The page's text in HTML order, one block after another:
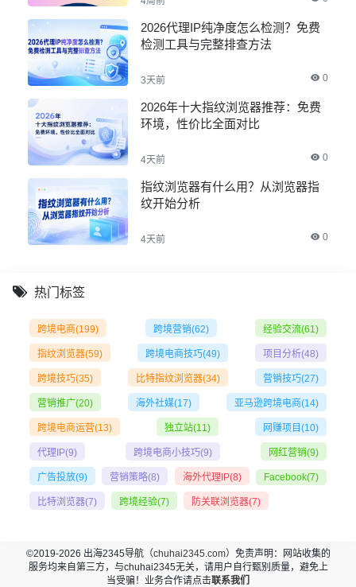
2026代理IP纯净度怎么检测？免费
检测工具与完整排查方法
3天前 0
2026年十大指纹浏览器推荐：免费
环境，性价比全面对比
4天前 0
指纹浏览器有什么用？从浏览器指
纹开始分析
4天前 0
热门标签
跨境电商(199) 跨境营销(62) 经验交流(61)
指纹浏览器(59) 跨境电商技巧(49) 项目分析(48)
跨境技巧(35) 比特指纹浏览器(34) 营销技巧(27)
营销推广(20) 海外社媒(17) 亚马逊跨境电商(14)
跨境电商运营(13) 独立站(11) 网赚项目 (10)
代理IP(9) 跨境电商小技巧(9) 网红营销(9)
广告投放(9) 营销策略(8) 海外代理IP(8) Facebook(7)
比特浏览器(7) 跨境经验(7) 防关联浏览器(7)
©2019-2026 出海2345导航（chuhai2345.com）免责声明：网站收集的
服务均来自第三方，与chuhai2345无关，请用户自行甄别质量，避免上
当受骗！业务合作请点击联系我们